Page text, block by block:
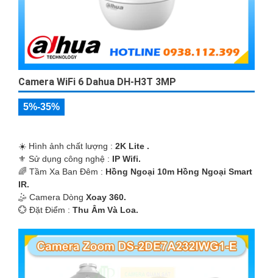
Camera WiFi 6 Dahua DH-H3T 3MP
5%-35%
☀️ Hình ảnh chất lượng : 2K Lite .
⚜️ Sử dụng công nghệ : IP Wifi.
🌈 Tầm Xa Ban Đêm : Hồng Ngoại 10m Hồng Ngoại Smart
IR.
🤹 Camera Dòng Xoay 360.
️💮 Đặt Điểm : Thu Âm Và Loa.